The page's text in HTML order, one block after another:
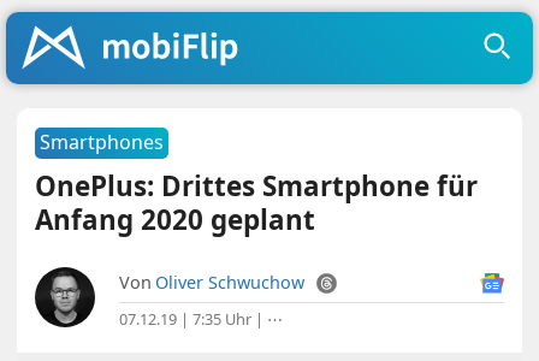
Smartphones
OnePlus: Drittes Smartphone für
Anfang 2020 geplant
Von Oliver Schwuchow
07.12.19 | 7:35 Uhr | ⋯